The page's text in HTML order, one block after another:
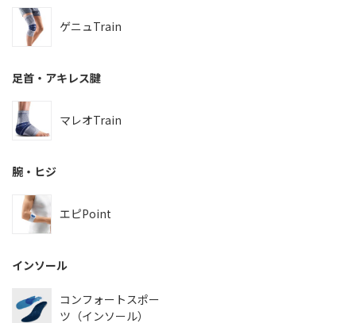
ゲニュTrain
足首・アキレス腱
マレオTrain
腕・ヒジ
エピPoint
インソール
コンフォートスポー
ツ（インソール）